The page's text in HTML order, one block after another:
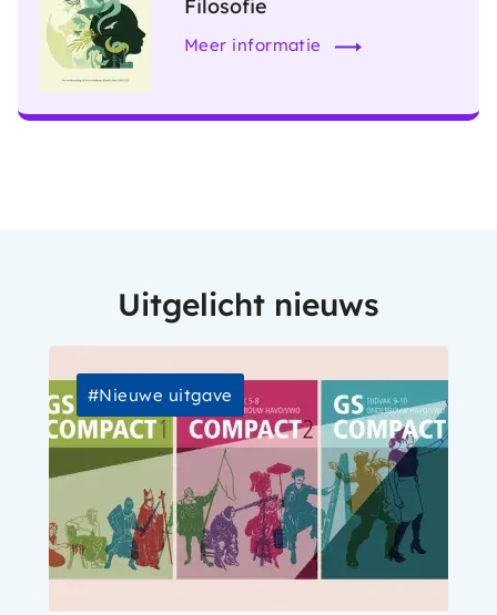
Filosofie
Meer informatie
Uitgelicht nieuws
Nieuwe uitgave